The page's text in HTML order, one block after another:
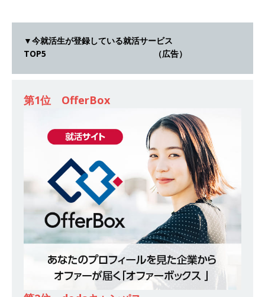
休日129日・土日祝完全休み ｜ 売上高1,138億円
し ｜ 文理不問 】 7期連続200％増収!! ｜ 様々な
業界の知識・スキルを身に付けることが可能 ｜
データ分析のエキスパートとしてクライアントの
課題を解決 ｜ 土日祝完全休み ｜ データアナリテ
ィクスラボ
体育会積極採用企業
[ 2026年5月14日 ] 【 28卒 ｜ 東京勤務・転勤な
し 】 食品・生鮮業界に特化した人材紹介サービ
スを提供するベンチャー企業 ｜ 設立から毎年黒
字経営。売上は常に右肩上がり ｜ 未経験から営
▼今就活生が登録している就活サービス
TOP5 （広告）
第1位 OfferBox